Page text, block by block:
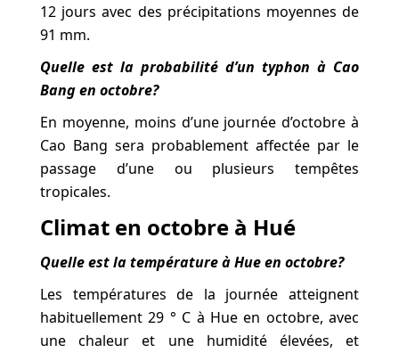
12 jours avec des précipitations moyennes de
91 mm.
Quelle est la probabilité d’un typhon à Cao
Bang en octobre?
En moyenne, moins d’une journée d’octobre à
Cao Bang sera probablement affectée par le
passage d’une ou plusieurs tempêtes
tropicales.
Climat en octobre à Hué
Quelle est la température à Hue en octobre?
Les températures de la journée atteignent
habituellement 29 ° C à Hue en octobre, avec
une chaleur et une humidité élevées, et